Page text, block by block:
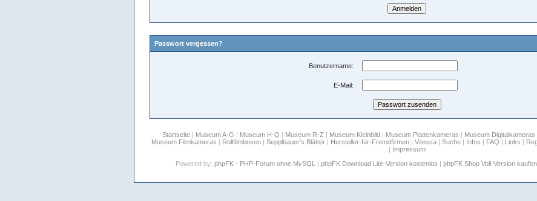
Passwort vergessen?
Benutzername:
E-Mail:
Startseite Museum A-G Museum H-Q Museum R-Z Museum Kleinbild Museum Plattenkameras Museum Digitalkameras
Museum Filmkameras
Rollfilmboxen| Sepplbauer's Blätter| Hersteller-für-Fremdfirmen| Vitessa| Suche| Infos FAQ Links
Impressum
Powered by: phpFK - PHP-Forum ohne MySQL phpFK Download Lite-Version kostenlos phpFK Shop Voll-Version kaufen